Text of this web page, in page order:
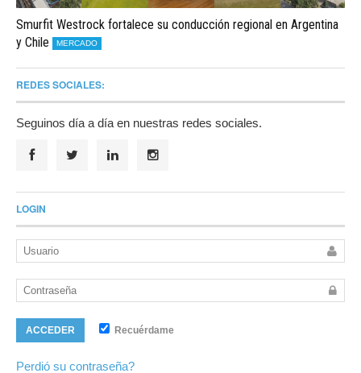
Smurfit Westrock fortalece su conducción regional en Argentina
y Chile
MERCADO
REDES SOCIALES:
Seguinos día a día en nuestras redes sociales.
LOGIN
ACCEDER Recuérdame
Perdió su contraseña?